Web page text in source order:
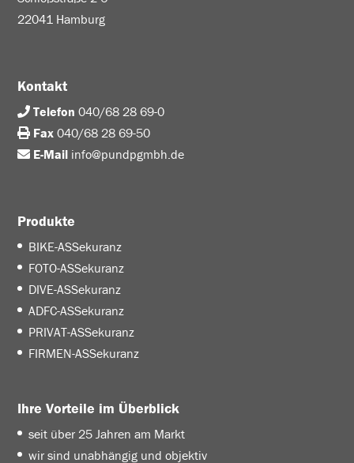
22041 Hamburg
Kontakt
Telefon 040/68 28 69-0
Fax 040/68 28 69-50
E-Mail info@pundpgmbh.de
Produkte
BIKE-ASSekuranz
FOTO-ASSekuranz
DIVE-ASSekuranz
ADFC-ASSekuranz
PRIVAT-ASSekuranz
FIRMEN-ASSekuranz
Ihre Vorteile im Überblick
seit über 25 Jahren am Markt
wir sind unabhängig und objektiv